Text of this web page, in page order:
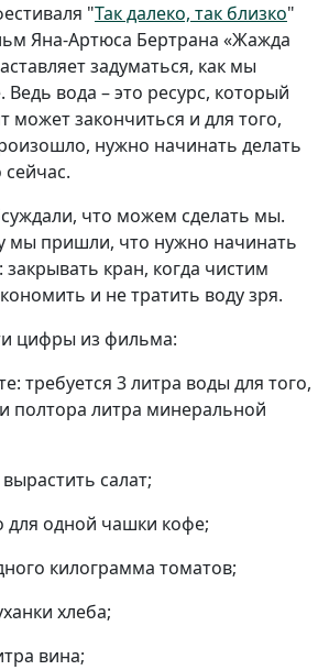
"Так далеко, так близко"
Яна-Артюса Бертрана «Жажда
задуматься, как мы
Ведь вода – это ресурс, который
может закончиться и для того,
нужно начинать делать
что можем сделать мы.
мы пришли, что нужно начинать
кран, когда чистим
и не тратить воду зря.
цифры из фильма:
требуется 3 литра воды для того,
полтора литра минеральной
салат;
для одной чашки кофе;
килограмма томатов;
хлеба;
вина;